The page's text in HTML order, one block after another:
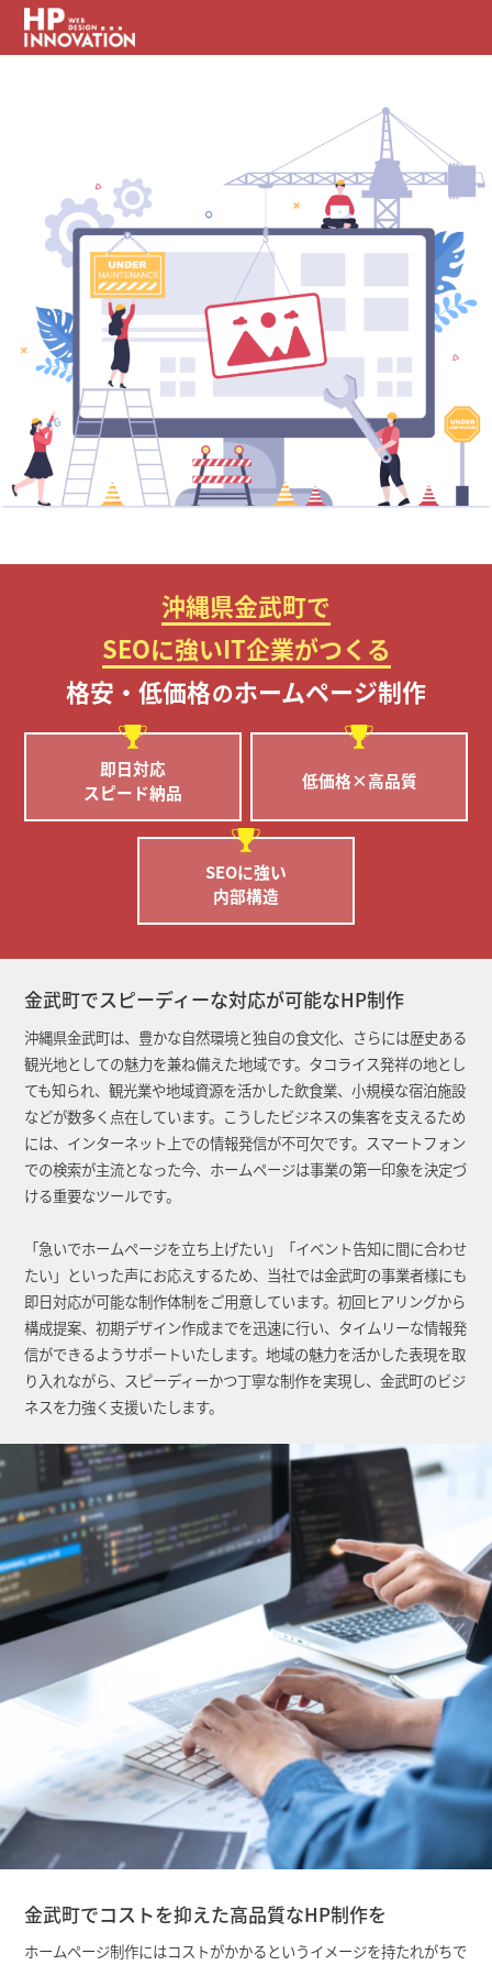
沖縄県金武町で
SEOに強いIT企業がつくる
格安・低価格のホームページ制作
即日対応
スピード納品
低価格×高品質
SEOに強い
内部構造
金武町でスピーディーな対応が可能なHP制作
沖縄県金武町は、豊かな自然環境と独自の食文化、さらには歴史ある
観光地としての魅力を兼ね備えた地域です。タコライス発祥の地とし
ても知られ、観光業や地域資源を活かした飲食業、小規模な宿泊施設
などが数多く点在しています。こうしたビジネスの集客を支えるため
には、インターネット上での情報発信が不可欠です。スマートフォン
での検索が主流となった今、ホームページは事業の第一印象を決定づ
ける重要なツールです。
「急いでホームページを立ち上げたい」「イベント告知に間に合わせ
たい」といった声にお応えするため、当社では金武町の事業者様にも
即日対応が可能な制作体制をご用意しています。初回ヒアリングから
構成提案、初期デザイン作成までを迅速に行い、タイムリーな情報発
信ができるようサポートいたします。地域の魅力を活かした表現を取
り入れながら、スピーディーかつ丁寧な制作を実現し、金武町のビジ
ネスを力強く支援いたします。
金武町でコストを抑えた高品質なHP制作を
ホームページ制作にはコストがかかるというイメージを持たれがちで